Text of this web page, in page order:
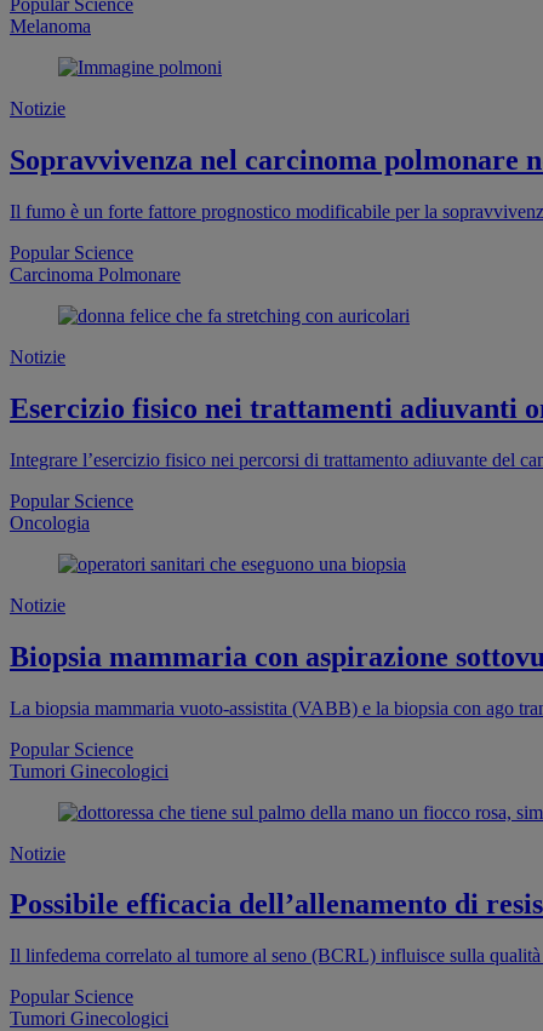
Popular Science
Melanoma
Notizie
Sopravvivenza nel carcinoma
Il fumo è un forte fattore prognostico modificabile per la
Popular Science
Carcinoma Polmonare
Notizie
Esercizio fisico nei trattamenti adiuvanti
Integrare l’esercizio fisico nei percorsi di trattamento adiuvante del
Popular Science
Oncologia
Notizie
Biopsia mammaria con aspirazione
La biopsia mammaria vuoto-assistita (VABB) e la biopsia con ago
Popular Science
Tumori Ginecologici
Notizie
Possibile efficacia dell’allenamento di
Il linfedema correlato al tumore al seno (BCRL) influisce sulla
Popular Science
Tumori Ginecologici